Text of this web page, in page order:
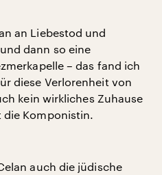
an Liebestod und
dann so eine
– das fand ich
diese Verlorenheit von
kein wirkliches Zuhause
die Komponistin.
auch die jüdische